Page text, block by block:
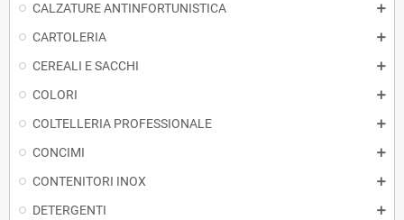
CALZATURE ANTINFORTUNISTICA
CARTOLERIA
CEREALI E SACCHI
COLORI
COLTELLERIA PROFESSIONALE
CONCIMI
CONTENITORI INOX
DETERGENTI